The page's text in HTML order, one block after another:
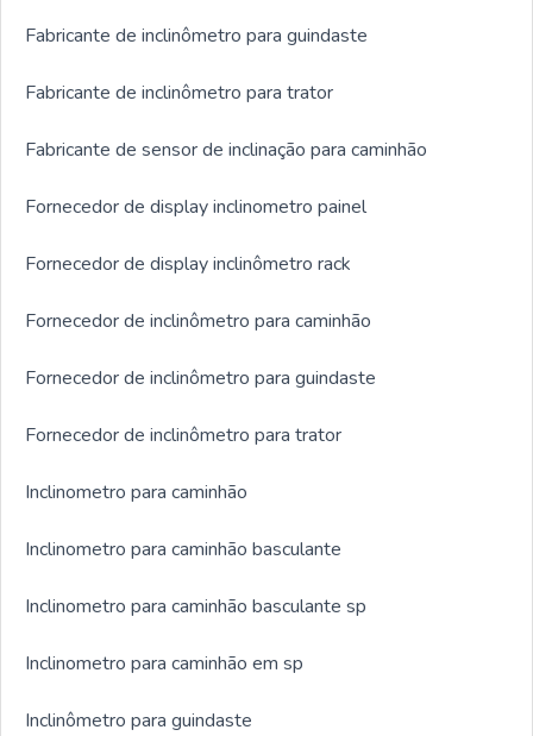
Fabricante de inclinômetro para guindaste
Fabricante de inclinômetro para trator
Fabricante de sensor de inclinação para caminhão
Fornecedor de display inclinometro painel
Fornecedor de display inclinômetro rack
Fornecedor de inclinômetro para caminhão
Fornecedor de inclinômetro para guindaste
Fornecedor de inclinômetro para trator
Inclinometro para caminhão
Inclinometro para caminhão basculante
Inclinometro para caminhão basculante sp
Inclinometro para caminhão em sp
Inclinômetro para guindaste